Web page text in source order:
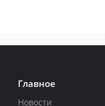
Главное
Новости